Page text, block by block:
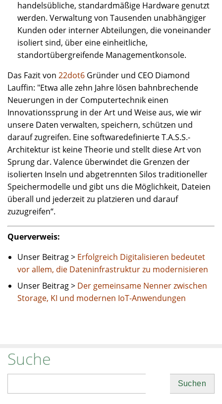
handelsübliche, standardmäßige Hardware genutzt
werden. Verwaltung von Tausenden unabhängiger
Kunden oder interner Abteilungen, die voneinander
isoliert sind, über eine einheitliche,
standortübergreifende Managementkonsole.
Das Fazit von 22dot6 Gründer und CEO Diamond
Lauffin: "Etwa alle zehn Jahre lösen bahnbrechende
Neuerungen in der Computertechnik einen
Innovationssprung in der Art und Weise aus, wie wir
unsere Daten verwalten, speichern, schützen und
darauf zugreifen. Eine softwaredefinierte T.A.S.S.-
Architektur ist keine Theorie und stellt diese Art von
Sprung dar. Valence überwindet die Grenzen der
isolierten Inseln und abgetrennten Silos traditioneller
Speichermodelle und gibt uns die Möglichkeit, Dateien
überall und jederzeit zu platzieren und darauf
zuzugreifen“.
Querverweis:
Unser Beitrag > Erfolgreich Digitalisieren bedeutet
vor allem, die Dateninfrastruktur zu modernisieren
Unser Beitrag > Der gemeinsame Nenner zwischen
Storage, KI und modernen IoT-Anwendungen
Suche